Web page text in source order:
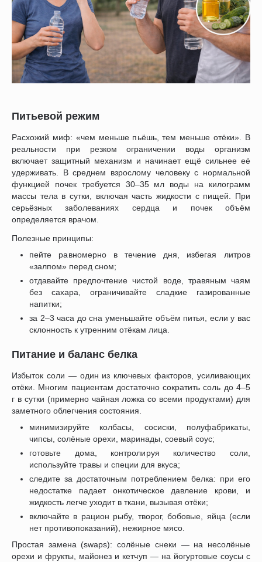
Питьевой режим
Расхожий миф: «чем меньше пьёшь, тем меньше отёки». В
реальности при резком ограничении воды организм
включает защитный механизм и начинает ещё сильнее её
удерживать. В среднем взрослому человеку с нормальной
функцией почек требуется 30–35 мл воды на килограмм
массы тела в сутки, включая часть жидкости с пищей. При
серьёзных заболеваниях сердца и почек объём
определяется врачом.
Полезные принципы:
пейте равномерно в течение дня, избегая литров
«залпом» перед сном;
отдавайте предпочтение чистой воде, травяным чаям
без сахара, ограничивайте сладкие газированные
напитки;
за 2–3 часа до сна уменьшайте объём питья, если у вас
склонность к утренним отёкам лица.
Питание и баланс белка
Избыток соли — один из ключевых факторов, усиливающих
отёки. Многим пациентам достаточно сократить соль до 4–5
г в сутки (примерно чайная ложка со всеми продуктами) для
заметного облегчения состояния.
минимизируйте колбасы, сосиски, полуфабрикаты,
чипсы, солёные орехи, маринады, соевый соус;
готовьте дома, контролируя количество соли,
используйте травы и специи для вкуса;
следите за достаточным потреблением белка: при его
недостатке падает онкотическое давление крови, и
жидкость легче уходит в ткани, вызывая отёки;
включайте в рацион рыбу, творог, бобовые, яйца (если
нет противопоказаний), нежирное мясо.
Простая замена (swaps): солёные снеки — на несолёные
орехи и фрукты, майонез и кетчуп — на йогуртовые соусы с